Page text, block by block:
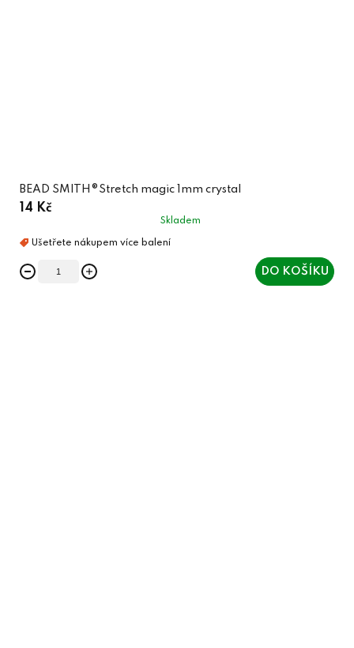
BEAD SMITH®Stretch magic 1mm crystal
14 Kč
Skladem
DO KOŠÍKU